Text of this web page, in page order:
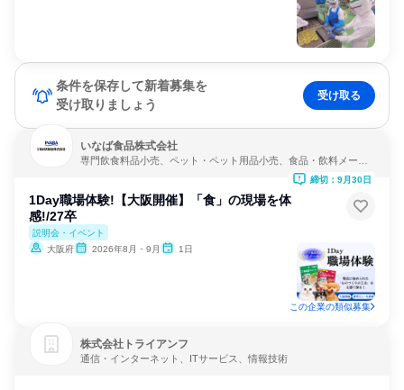
条件を保存して新着募集を
受け取りましょう
受け取る
いなば食品株式会社
専門飲食料品小売、ペット・ペット用品小売、食品・飲料メーカ
1Day職場体験!【大阪開催】「食」の現場を体
感!/27卒
説明会・イベント
大阪府
2026年8月・9月 1日
締切：9月30日
この企業の類似募集
株式会社トライアンフ
通信・インターネット、ITサービス、情報技術